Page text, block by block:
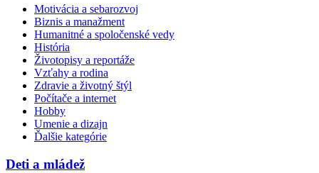
Motivácia a sebarozvoj
Biznis a manažment
Humanitné a spoločenské vedy
História
Životopisy a reportáže
Vzťahy a rodina
Zdravie a životný štýl
Počítače a internet
Hobby
Umenie a dizajn
Ďalšie kategórie
Deti a mládež